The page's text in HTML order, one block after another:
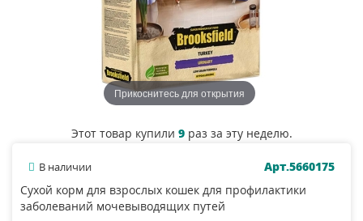
Прикоснитесь для открытия
Этот товар купили 9раз за эту неделю.
В наличии
Арт.5660175
Сухой корм для взрослых кошек для профилактики
заболеваний мочевыводящих путей